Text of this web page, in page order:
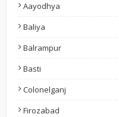
Aayodhya
Baliya
Balrampur
Basti
Colonelganj
Firozabad